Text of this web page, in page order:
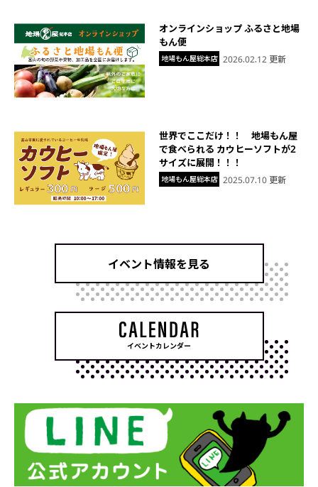
地場もん屋総本店
オンラインショップ ふるさと地場
もん便
2026.02.12 更新
地場もん屋総本店
世界でここだけ！！ 地場もん屋
で食べられる カウヒーソフトが2
サイズに展開！！！
2025.07.10 更新
イベント情報を見る
イベントカレンダー